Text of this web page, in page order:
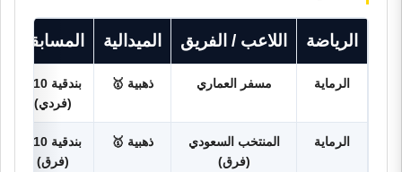
الرياضة اللاعب / الفريق الميدالية المسابقة
الرماية مسفر العماري ذهبية 🥇
(فردي)
الرماية
المنتخب السعودي
(فرق)
ذهبية 🥇
(فرق)